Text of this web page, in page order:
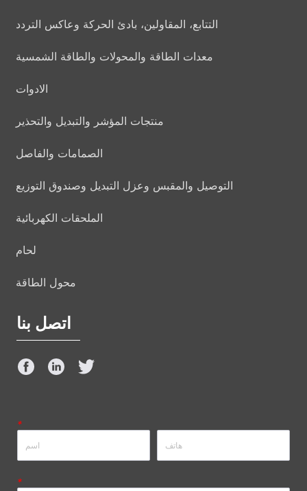
التتابع، المقاولين، بادئ الحركة وعاكس التردد
معدات الطاقة والمحولات والطاقة الشمسية
الادوات
منتجات المؤشر والتبديل والتحذير
الصمامات والفاصل
التوصيل والمقبس وعزل التبديل وصندوق التوزيع
الملحقات الكهربائية
لحام
محول الطاقة
اتصل بنا
*
*